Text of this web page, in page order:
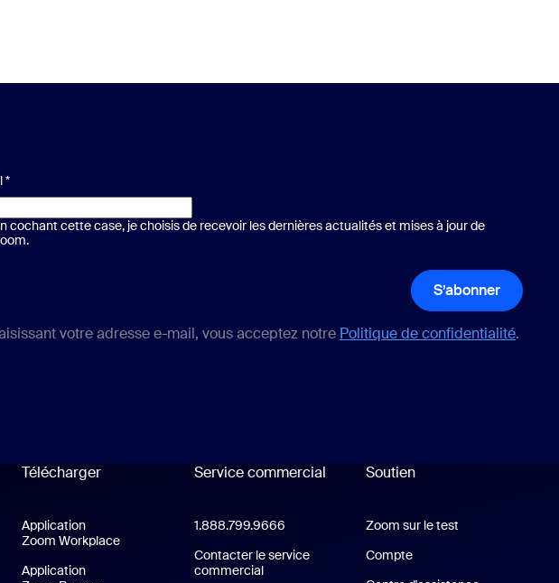
*
multiple ou unique*
cochant cette case, je choisis de recevoir les dernières actualités et mises à jour de
S’abonner
votre adresse e-mail, vous acceptez notre Politique de confidentialité.
Télécharger
Application
Zoom WorkplaceApplication Zoom Workplace
Application
Service commercial
1.888.799.9666 Cliquer pour appeler
Contacter le service
commercial
Soutien
soutien
Zoom sur le test
Compte